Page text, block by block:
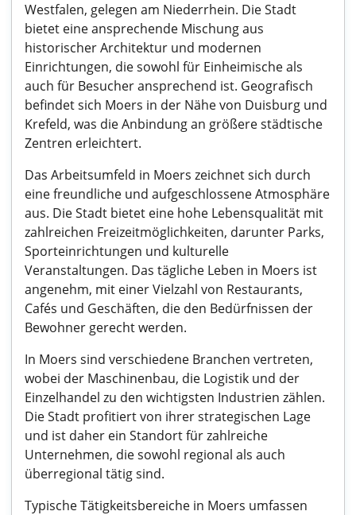
Westfalen, gelegen am Niederrhein. Die Stadt
bietet eine ansprechende Mischung aus
historischer Architektur und modernen
Einrichtungen, die sowohl für Einheimische als
auch für Besucher ansprechend ist. Geografisch
befindet sich Moers in der Nähe von Duisburg und
Krefeld, was die Anbindung an größere städtische
Zentren erleichtert.
Das Arbeitsumfeld in Moers zeichnet sich durch
eine freundliche und aufgeschlossene Atmosphäre
aus. Die Stadt bietet eine hohe Lebensqualität mit
zahlreichen Freizeitmöglichkeiten, darunter Parks,
Sporteinrichtungen und kulturelle
Veranstaltungen. Das tägliche Leben in Moers ist
angenehm, mit einer Vielzahl von Restaurants,
Cafés und Geschäften, die den Bedürfnissen der
Bewohner gerecht werden.
In Moers sind verschiedene Branchen vertreten,
wobei der Maschinenbau, die Logistik und der
Einzelhandel zu den wichtigsten Industrien zählen.
Die Stadt profitiert von ihrer strategischen Lage
und ist daher ein Standort für zahlreiche
Unternehmen, die sowohl regional als auch
überregional tätig sind.
Typische Tätigkeitsbereiche in Moers umfassen